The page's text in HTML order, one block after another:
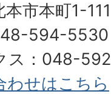
市本町1-111
594-5530
ス：048-
わせはこちら